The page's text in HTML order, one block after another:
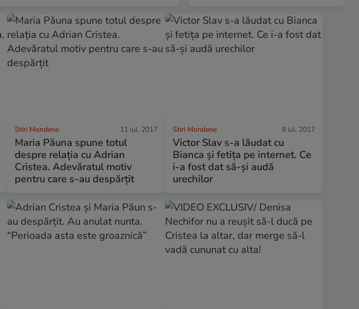
Stiri Mondene 11 iul. 2017
Maria Păuna spune totul
despre relația cu Adrian
Cristea. Adevăratul motiv
pentru care s-au despărțit
Stiri Mondene 9 iul. 2017
Victor Slav s-a lăudat cu
Bianca și fetița pe internet. Ce
i-a fost dat să-și audă
urechilor